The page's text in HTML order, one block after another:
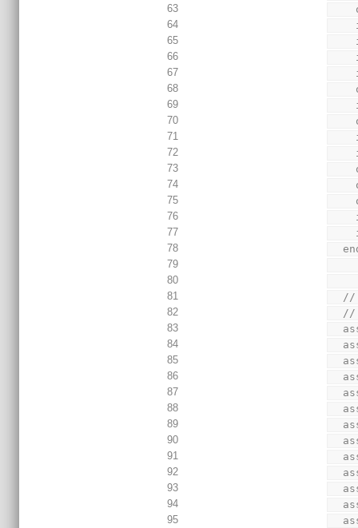
63
64
65
66
67
68
69
70
71
72
73
74
75
76
77
78
79
80
81
82
  //
83
84
85
86
87
88
89
90
91
92
93
94
95